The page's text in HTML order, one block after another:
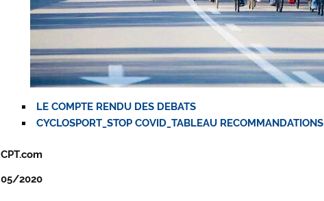
LE COMPTE RENDU DES DEBATS
CYCLOSPORT_STOP COVID_TABLEAU RECOMMANDATIONS
CPT.com
05/2020